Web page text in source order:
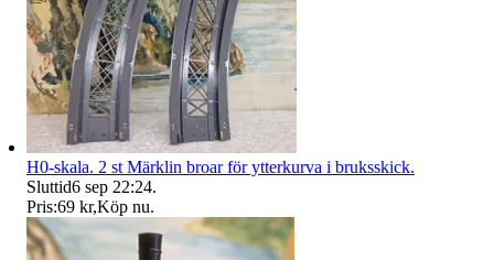
H0-skala. 2 st Märklin broar för ytterkurva i bruksskick.
Sluttid6 sep 22:24.
Pris:69 kr,Köp nu.